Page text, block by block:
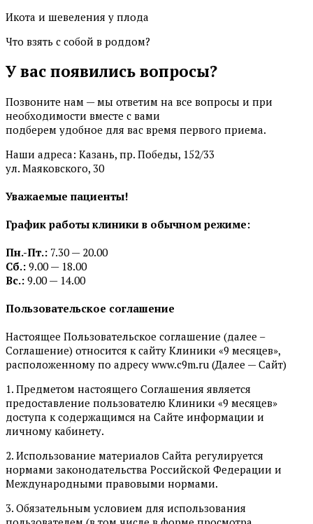
Икота и шевеления у плода
Что взять с собой в роддом?
У вас появились вопросы?
Позвоните нам — мы ответим на все вопросы и при
необходимости вместе с вами
подберем удобное для вас время первого приема.
Наши адреса: Казань, пр. Победы, 152/33
ул. Маяковского, 30
Уважаемые пациенты!
График работы клиники в обычном режиме:
Пн.-Пт.: 7.30 — 20.00
Сб.: 9.00 — 18.00
Вс.: 9.00 — 14.00
Пользовательское соглашение
Настоящее Пользовательское соглашение (далее –
Соглашение) относится к сайту Клиники «9 месяцев»,
расположенному по адресу www.c9m.ru (Далее — Сайт)
1. Предметом настоящего Соглашения является
предоставление пользователю Клиники «9 месяцев»
доступа к содержащимся на Сайте информации и
личному кабинету.
2. Использование материалов Сайта регулируется
нормами законодательства Российской Федерации и
Международными правовыми нормами.
3. Обязательным условием для использования